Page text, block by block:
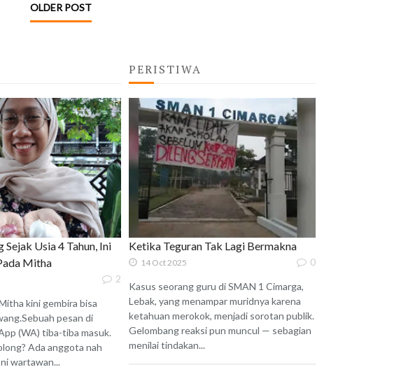
OLDER POST
Sejak Usia 4 Tahun, Ini
Mitha
2
kini gembira bisa
pesan di
(WA) tiba-tiba masuk.
Ada anggota nah
wartawan...
PERISTIWA
Ketika Teguran Tak Lagi Bermakna
14 Oct 2025 0
Kasus seorang guru di SMAN 1 Cimarga,
Lebak, yang menampar muridnya karena
ketahuan merokok, menjadi sorotan publik.
Gelombang reaksi pun muncul — sebagian
menilai tindakan...